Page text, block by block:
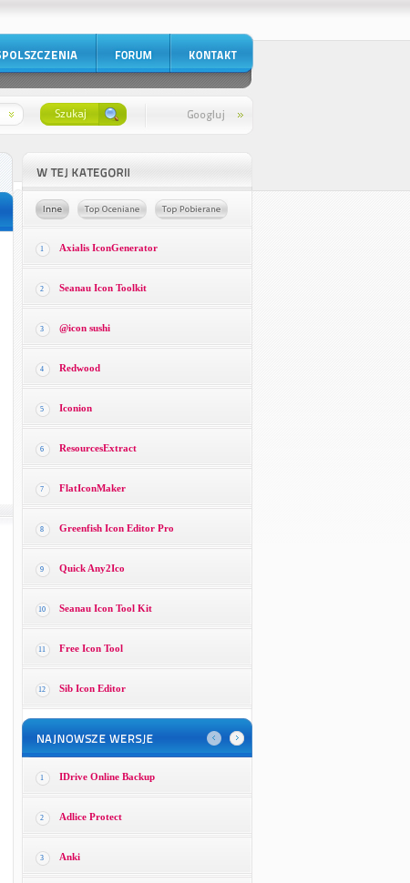
1 Axialis IconGenerator
2 Seanau Icon Toolkit
3 @icon sushi
4 Redwood
5 Iconion
6 ResourcesExtract
7 FlatIconMaker
8 Greenfish Icon Editor Pro
9 Quick Any2Ico
10 Seanau Icon Tool Kit
11 Free Icon Tool
12 Sib Icon Editor
1 IDrive Online Backup
2 Adlice Protect
3 Anki